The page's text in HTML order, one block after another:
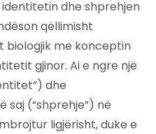
dhe shprehjen
qëllimisht
biologjik me konceptin
gjinor. Ai e ngre një
dhe
(“shprehje”) në
ligjërisht, duke e